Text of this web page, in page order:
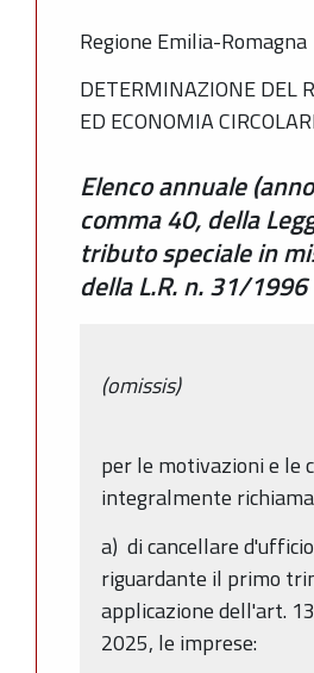
Regione Emilia-Romagna
DETERMINAZIONE DEL
ED ECONOMIA
Elenco annuale
comma 40, della
tributo speciale in
della L.R. n. 31/1996
(omissis)
per le motivazioni e le
integralmente
a) di cancellare
riguardante il primo
applicazione dell'art.
2025, le imprese: